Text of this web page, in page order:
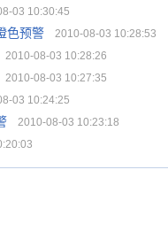
03 10:30:45
色预警 2010-08-03 10:28:53
2010-08-03 10:28:26
2010-08-03 10:27:35
03 10:24:25
2010-08-03 10:23:18